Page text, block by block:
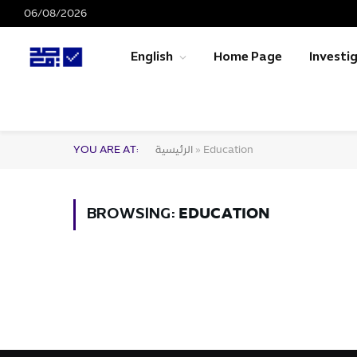
06/08/2026
English Home Page
YOU ARE AT: الرئيسية» Education
BROWSING: EDUCATION